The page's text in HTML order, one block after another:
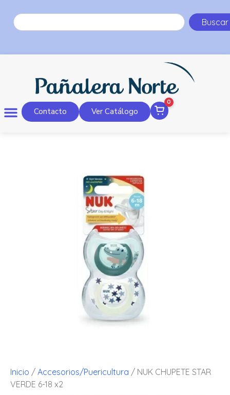
Buscar
Contacto Ver Catálogo
0
Inicio / Accesorios/Puericultura / NUK CHUPETE STAR
VERDE 6-18 x2